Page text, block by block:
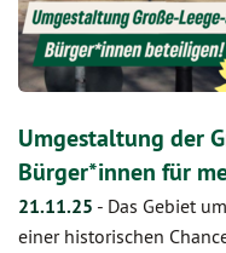
Umgestaltung der
Bürger*innen für
21.11.25 - Das Gebiet
einer historischen